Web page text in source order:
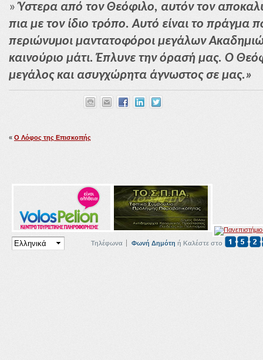
»Ύστερα από τον Θεόφιλο, αυτόν τον
πια με τον ίδιο τρόπο. Αυτό είναι το πράγμα
περιώνυμοι μαντατοφόροι μεγάλων
καινούριο μάτι. Έπλυνε την όρασή μας. Ο
μεγάλος και ασυγχώρητα άγνωστος σε μας.»
« Ο Λόφος της Επισκοπής
Τηλέφωνα Φωνή Δημότη ή Καλέστε στο